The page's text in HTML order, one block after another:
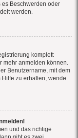
es Beschwerden oder
werden.
komplett
mehr anmelden können.
Benutzername, mit dem
zu erhalten, wende
und das richtige